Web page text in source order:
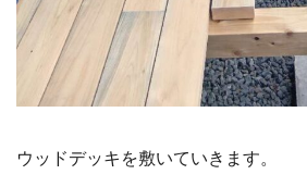
ウッドデッキを敷いていきます。